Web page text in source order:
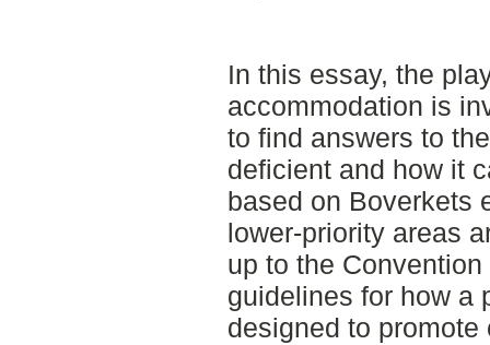
In this essay, the
accommodation is
to find answers to
deficient and how it
based on Boverkets
lower-priority areas
up to the
guidelines for how a
designed to